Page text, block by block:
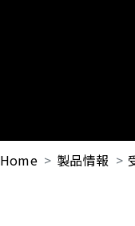
Home 製品情報